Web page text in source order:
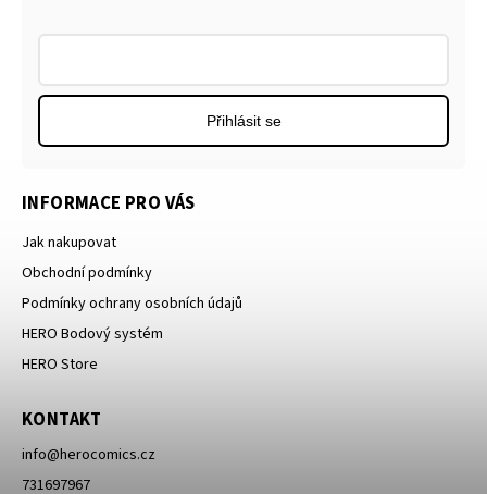
INFORMACE PRO VÁS
Jak nakupovat
Obchodní podmínky
Podmínky ochrany osobních údajů
HERO Bodový systém
HERO Store
KONTAKT
info@herocomics.cz
731697967
Přihlásit se